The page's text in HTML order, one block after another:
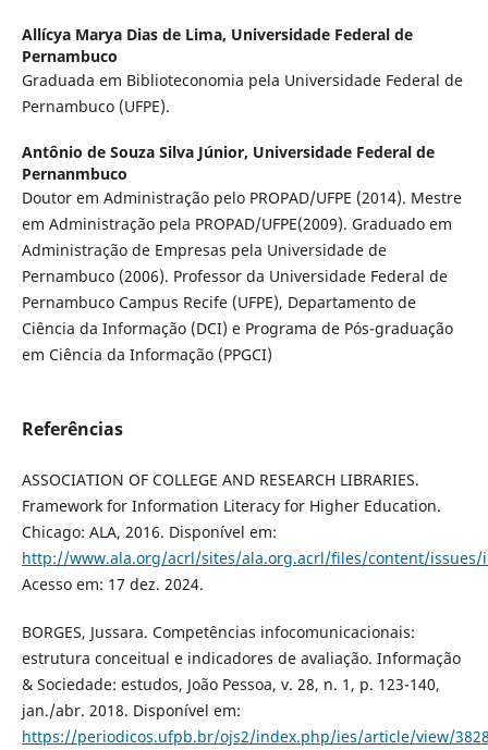
Allícya Marya Dias de Lima, Universidade Federal de
Pernambuco
Graduada em Biblioteconomia pela Universidade Federal de
Pernambuco (UFPE).
Antônio de Souza Silva Júnior, Universidade Federal de
Pernanmbuco
Doutor em Administração pelo PROPAD/UFPE (2014). Mestre
em Administração pela PROPAD/UFPE(2009). Graduado em
Administração de Empresas pela Universidade de
Pernambuco (2006). Professor da Universidade Federal de
Pernambuco Campus Recife (UFPE), Departamento de
Ciência da Informação (DCI) e Programa de Pós-graduação
em Ciência da Informação (PPGCI)
Referências
ASSOCIATION OF COLLEGE AND RESEARCH LIBRARIES.
Framework for Information Literacy for Higher Education.
Chicago: ALA, 2016. Disponível em:
http://www.ala.org/acrl/sites/ala.org.acrl/files/content/
Acesso em: 17 dez. 2024.
BORGES, Jussara. Competências infocomunicacionais:
estrutura conceitual e indicadores de avaliação. Informação
& Sociedade: estudos, João Pessoa, v. 28, n. 1, p. 123-140,
jan./abr. 2018. Disponível em:
https://periodicos.ufpb.br/ojs2/index.php/ies/article/view/